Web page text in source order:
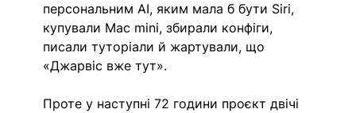
персональним AI, яким мала б бути Siri,
купували Mac mini, збирали конфіги,
писали туторіали й жартували, що
«Джарвіс вже тут».
Проте у наступні 72 години проєкт двічі